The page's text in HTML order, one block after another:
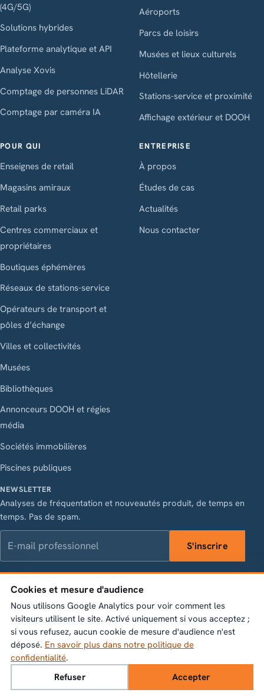
(4G/5G)
Solutions hybrides
Plateforme analytique et API
Analyse Xovis
Comptage de personnes LiDAR
Comptage par caméra IA
Aéroports
Parcs de loisirs
Musées et lieux culturels
Hôtellerie
Stations-service et proximité
Affichage extérieur et DOOH
POUR QUI
Enseignes de retail
Magasins amiraux
Retail parks
Centres commerciaux et
propriétaires
Boutiques éphémères
Réseaux de stations-service
Opérateurs de transport et
pôles d’échange
Villes et collectivités
Musées
Bibliothèques
Annonceurs DOOH et régies
média
Sociétés immobilières
Piscines publiques
ENTREPRISE
À propos
Études de cas
Actualités
Nous contacter
NEWSLETTER
Analyses de fréquentation et nouveautés produit, de temps en
temps. Pas de spam.
S'inscrire
LinkedIn Instagram Facebook X
Vasagatan 28, 111 20 Stockholm · Org.nr 556845-1198 ·
info@bumbeelabs.se
© 2026 Bumbee Labs AB. Tous droits réservés.
Politique de confidentialité
Réserver une démo
Cookies et mesure d'audience
Nous utilisons Google Analytics pour voir comment les
visiteurs utilisent le site. Activé uniquement si vous acceptez ;
si vous refusez, aucun cookie de mesure d'audience n'est
déposé. En savoir plus dans notre politique de
confidentialité.
Refuser
Accepter